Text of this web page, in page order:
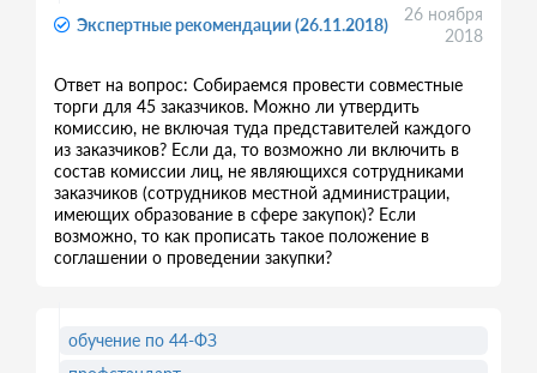
Экспертные рекомендации (26.11.2018)
26 ноября
2018
Ответ на вопрос: Собираемся провести совместные
торги для 45 заказчиков. Можно ли утвердить
комиссию, не включая туда представителей каждого
из заказчиков? Если да, то возможно ли включить в
состав комиссии лиц, не являющихся сотрудниками
заказчиков (сотрудников местной администрации,
имеющих образование в сфере закупок)? Если
возможно, то как прописать такое положение в
соглашении о проведении закупки?
обучение по 44-ФЗ